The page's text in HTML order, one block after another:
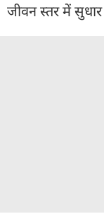
जीवन स्तर में